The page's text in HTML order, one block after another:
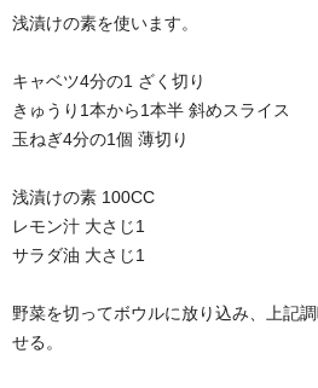
浅漬けの素を使います。
キャベツ4分の1 ざく切り
きゅうり1本から1本半 斜めスライス
玉ねぎ4分の1個 薄切り
浅漬けの素 100CC
レモン汁 大さじ1
サラダ油 大さじ1
野菜を切ってボウルに放り込み、上記
せる。